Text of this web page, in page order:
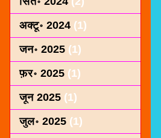
अक्टू॰ 2024 (1)
जन॰ 2025 (1)
फ़र॰ 2025 (1)
जून 2025 (1)
जुल॰ 2025 (1)